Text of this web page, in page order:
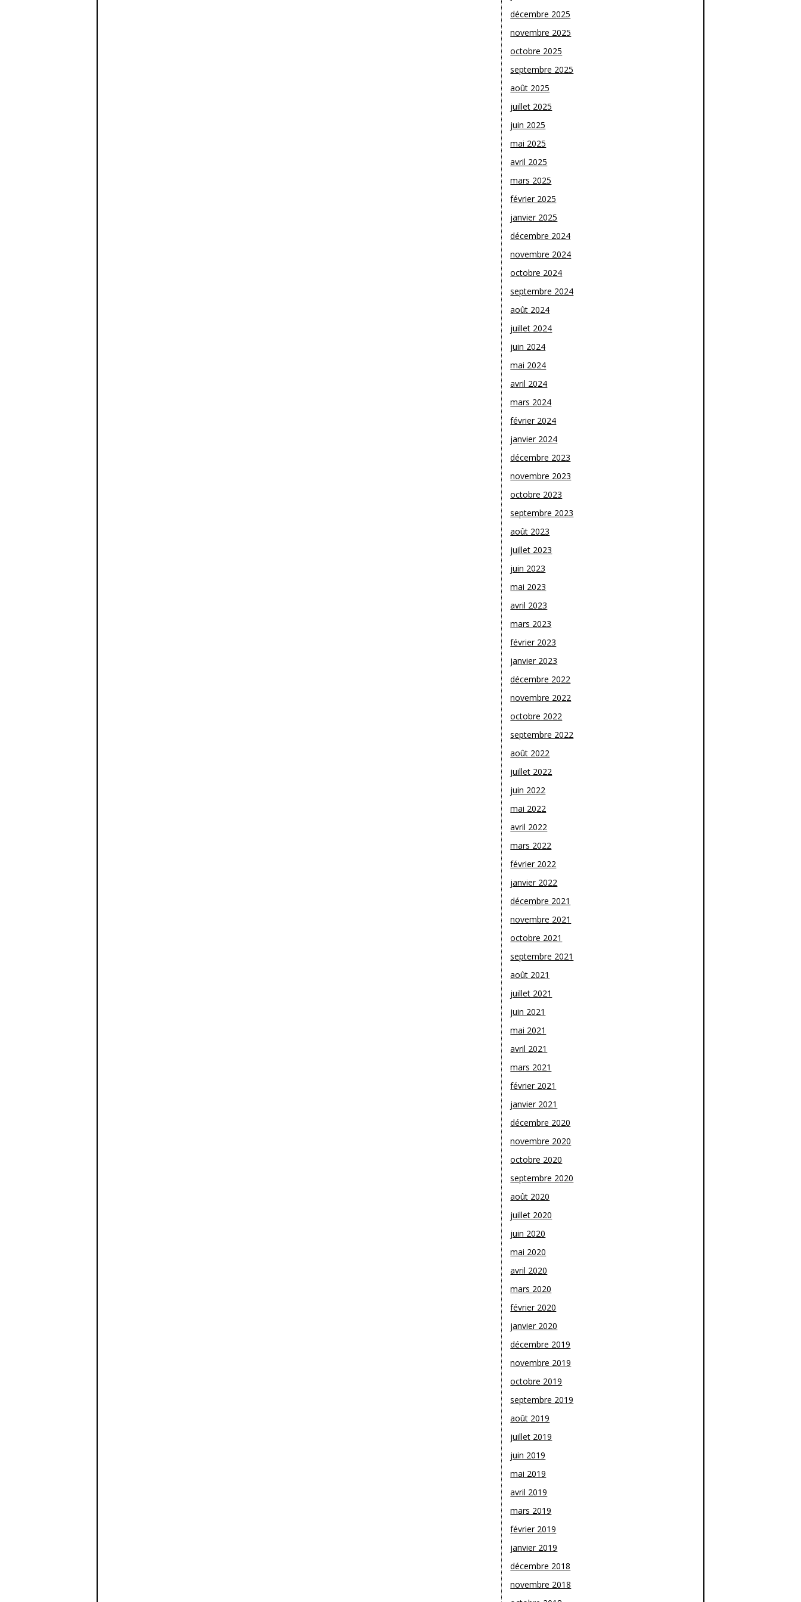
décembre 2025
novembre 2025
octobre 2025
septembre 2025
août 2025
juillet 2025
juin 2025
mai 2025
avril 2025
mars 2025
février 2025
janvier 2025
décembre 2024
novembre 2024
octobre 2024
septembre 2024
août 2024
juillet 2024
juin 2024
mai 2024
avril 2024
mars 2024
février 2024
janvier 2024
décembre 2023
novembre 2023
octobre 2023
septembre 2023
août 2023
juillet 2023
juin 2023
mai 2023
avril 2023
mars 2023
février 2023
janvier 2023
décembre 2022
novembre 2022
octobre 2022
septembre 2022
août 2022
juillet 2022
juin 2022
mai 2022
avril 2022
mars 2022
février 2022
janvier 2022
décembre 2021
novembre 2021
octobre 2021
septembre 2021
août 2021
juillet 2021
juin 2021
mai 2021
avril 2021
mars 2021
février 2021
janvier 2021
décembre 2020
novembre 2020
octobre 2020
septembre 2020
août 2020
juillet 2020
juin 2020
mai 2020
avril 2020
mars 2020
février 2020
janvier 2020
décembre 2019
novembre 2019
octobre 2019
septembre 2019
août 2019
juillet 2019
juin 2019
mai 2019
avril 2019
mars 2019
février 2019
janvier 2019
décembre 2018
novembre 2018